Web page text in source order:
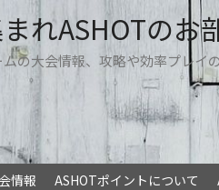
れASHOTのお
の大会情報、攻略や効率プレイ
情報 ASHOTポイントについて